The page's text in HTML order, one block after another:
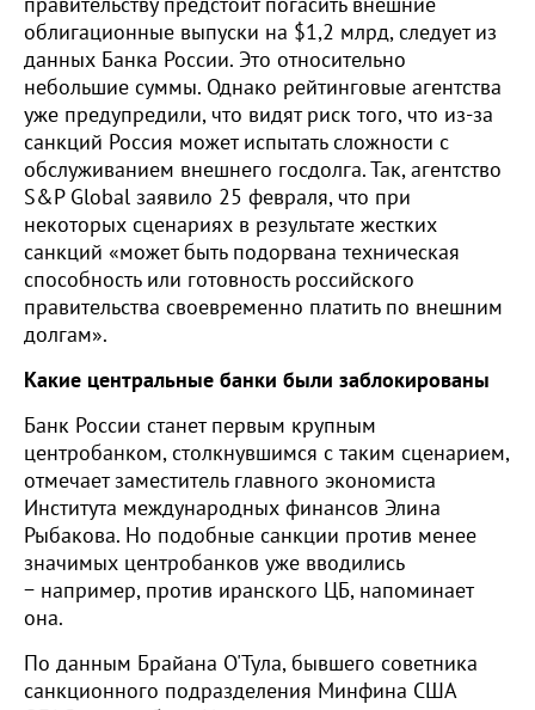
правительству предстоит погасить внешние
облигационные выпуски на $1,2 млрд, следует из
данных Банка России. Это относительно
небольшие суммы. Однако рейтинговые агентства
уже предупредили, что видят риск того, что из-за
санкций Россия может испытать сложности с
обслуживанием внешнего госдолга. Так, агентство
S&P Global заявило 25 февраля, что при
некоторых сценариях в результате жестких
санкций «может быть подорвана техническая
способность или готовность российского
правительства своевременно платить по внешним
долгам».
Какие центральные банки были заблокированы
Банк России станет первым крупным
центробанком, столкнувшимся с таким сценарием,
отмечает заместитель главного экономиста
Института международных финансов Элина
Рыбакова. Но подобные санкции против менее
значимых центробанков уже вводились
− например, против иранского ЦБ, напоминает
она.
По данным Брайана О'Тула, бывшего советника
санкционного подразделения Минфина США